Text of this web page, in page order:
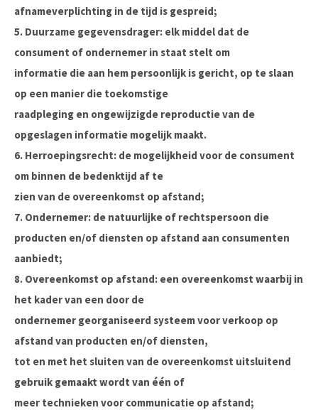
afnameverplichting in de tijd is gespreid;
5. Duurzame gegevensdrager: elk middel dat de
consument of ondernemer in staat stelt om
informatie die aan hem persoonlijk is gericht, op te slaan
op een manier die toekomstige
raadpleging en ongewijzigde reproductie van de
opgeslagen informatie mogelijk maakt.
6. Herroepingsrecht: de mogelijkheid voor de consument
om binnen de bedenktijd af te
zien van de overeenkomst op afstand;
7. Ondernemer: de natuurlijke of rechtspersoon die
producten en/of diensten op afstand aan consumenten
aanbiedt;
8. Overeenkomst op afstand: een overeenkomst waarbij in
het kader van een door de
ondernemer georganiseerd systeem voor verkoop op
afstand van producten en/of diensten,
tot en met het sluiten van de overeenkomst uitsluitend
gebruik gemaakt wordt van één of
meer technieken voor communicatie op afstand;